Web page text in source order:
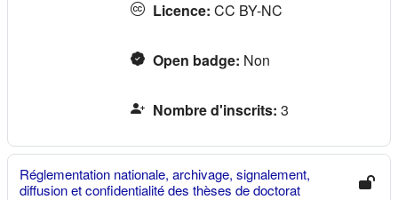
Licence: CC BY-NC
Open badge: Non
Nombre d'inscrits: 3
Réglementation nationale, archivage, signalement,
diffusion et confidentialité des thèses de doctorat